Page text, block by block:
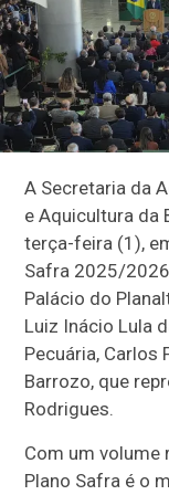
A Secretaria da
e Aquicultura da
terça-feira (1),
Safra 2025/
Palácio do
Luiz Inácio Lula
Pecuária, Carlos
Barrozo, que
Rodrigues.
Com um volume
Plano Safra é o